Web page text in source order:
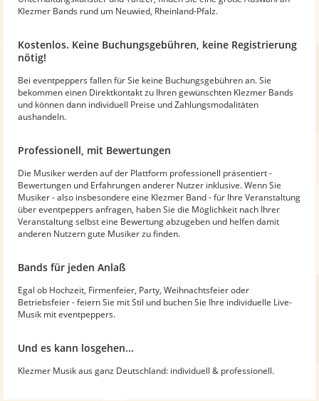
Klezmer Bands rund um Neuwied, Rheinland-Pfalz.
Kostenlos. Keine Buchungsgebühren, keine Registrierung
nötig!
Bei eventpeppers fallen für Sie keine Buchungsgebühren an. Sie
bekommen einen Direktkontakt zu Ihren gewünschten Klezmer Bands
und können dann individuell Preise und Zahlungsmodalitäten
aushandeln.
Professionell, mit Bewertungen
Die Musiker werden auf der Plattform professionell präsentiert -
Bewertungen und Erfahrungen anderer Nutzer inklusive. Wenn Sie
Musiker - also insbesondere eine Klezmer Band - für Ihre Veranstaltung
über eventpeppers anfragen, haben Sie die Möglichkeit nach Ihrer
Veranstaltung selbst eine Bewertung abzugeben und helfen damit
anderen Nutzern gute Musiker zu finden.
Bands für jeden Anlaß
Egal ob Hochzeit, Firmenfeier, Party, Weihnachtsfeier oder
Betriebsfeier - feiern Sie mit Stil und buchen Sie Ihre individuelle Live-
Musik mit eventpeppers.
Und es kann losgehen...
Klezmer Musik aus ganz Deutschland: individuell & professionell.